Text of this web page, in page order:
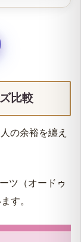
比較
の余裕を纏え
ツ（オードゥ
す。